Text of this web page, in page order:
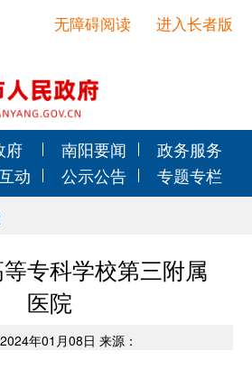
进入长者版
无障碍阅读
府 南阳要闻
政务服务
动 公示公告
专题专栏
专科学校第三附属
医院
年01月08日 来源：